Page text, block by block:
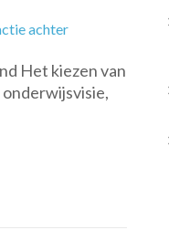
achterop
vergelijken:
Een
Het kiezen van
onderwijsvisie,